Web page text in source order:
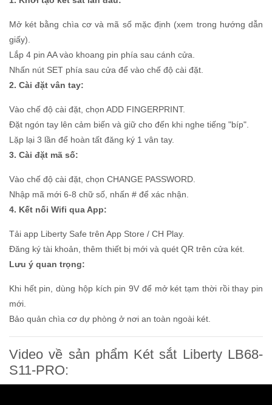
Mở két bằng chìa cơ và mã số mặc định (xem trong hướng dẫn
giấy).
Lắp 4 pin AA vào khoang pin phía sau cánh cửa.
Nhấn nút SET phía sau cửa để vào chế độ cài đặt.
2. Cài đặt vân tay:
Vào chế độ cài đặt, chọn ADD FINGERPRINT.
Đặt ngón tay lên cảm biến và giữ cho đến khi nghe tiếng "bíp".
Lặp lại 3 lần để hoàn tất đăng ký 1 vân tay.
3. Cài đặt mã số:
Vào chế độ cài đặt, chọn CHANGE PASSWORD.
Nhập mã mới 6-8 chữ số, nhấn # để xác nhận.
4. Kết nối Wifi qua App:
Tải app Liberty Safe trên App Store / CH Play.
Đăng ký tài khoản, thêm thiết bị mới và quét QR trên cửa két.
Lưu ý quan trọng:
Khi hết pin, dùng hộp kích pin 9V để mở két tạm thời rồi thay pin
mới.
Bảo quản chìa cơ dự phòng ở nơi an toàn ngoài két.
Video về sản phẩm Két sắt Liberty LB68-
S11-PRO: